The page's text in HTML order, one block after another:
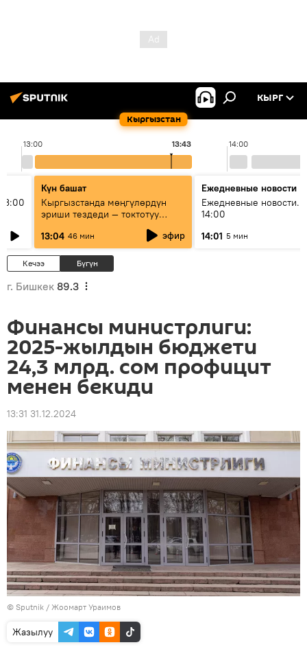
Кыргызстан
КЫРГ
13:00 14:00
13:43
Күн башат
Кыргызстанда мөңгүлөрдүн
эриши тездеди — токтотуу
13:04 46 мин эфир
Ежедневные новости
Ежедневные новости.
14:00
14:01 5 мин
Кечээ Бүгүн
г. Бишкек 89.3
Финансы министрлиги:
2025-жылдын бюджети
24,3 млрд. сом профицит
менен бекиди
13:31 31.12.2024
© Sputnik / Жоомарт Ураимов
Жазылуу